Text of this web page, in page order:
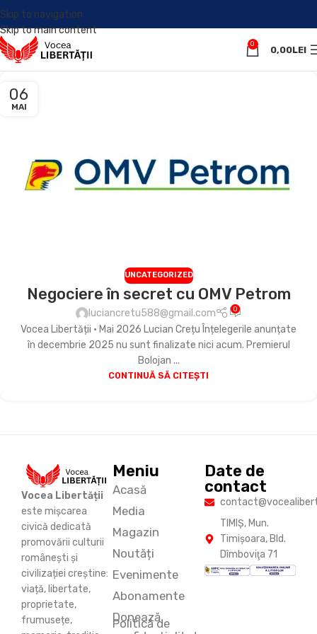
Skip to navigation
Skip to main content
0
0,00LEI
06
MAI
UNCATEGORIZED
Negociere în secret cu OMV Petrom
luciancretu588@gmail.com 0
Vocea Libertății • Mai 2026 Lucian Crețu Înțelegerile anunțate
în decembrie 2025 nu sunt finalizate nici acum. Premierul
Bolojan ...
CONTINUĂ SĂ CITEȘTI
Vocea Libertății
este mișcarea
civică dedicată
promovării culturii
românești și
civilizației creștine:
viață, libertate,
proprietate,
frumusețe,
Meniu
Acasă
Media
Magazin
Noutăți
Evenimente
Abonamente
Donează
Politică de
Date de
contact
TIMIŞ, Mun.
Timişoara, Bld.
Dîmboviţa 71